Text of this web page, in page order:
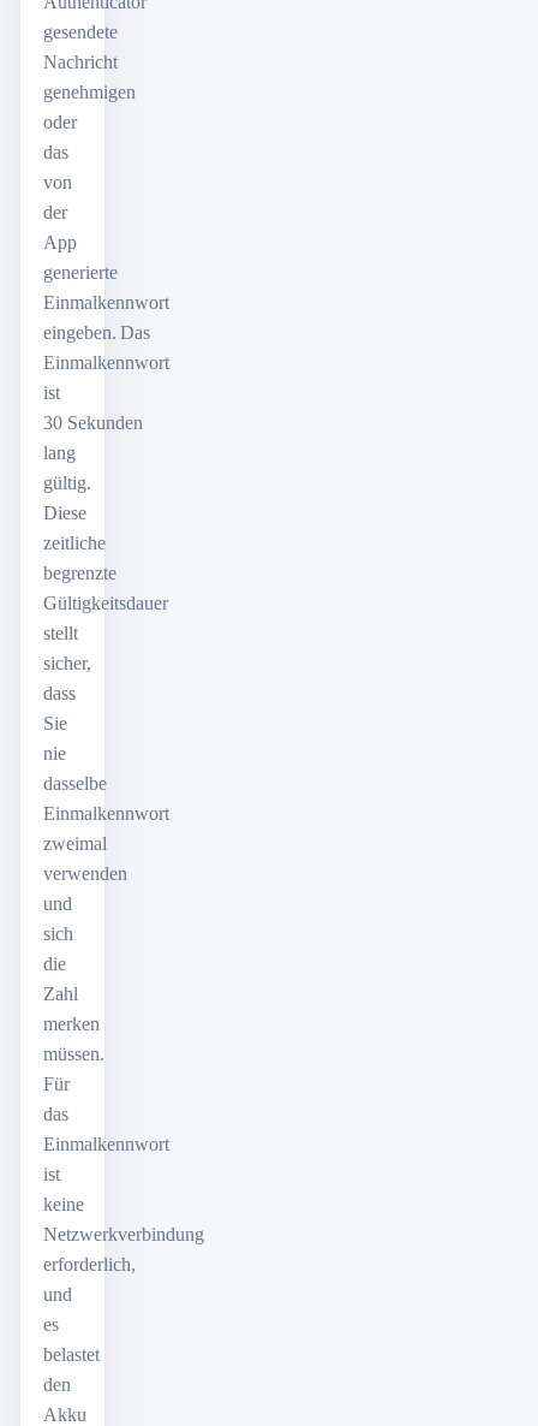
gesendete
Nachricht
genehmigen
oder
das
von
der
App
generierte
Einmalkennwort
eingeben. Das
Einmalkennwort
ist
30 Sekunden
lang
gültig.
Diese
zeitliche
begrenzte
Gültigkeitsdauer
stellt
sicher,
dass
Sie
nie
dasselbe
Einmalkennwort
zweimal
verwenden
und
sich
die
Zahl
merken
müssen.
Für
das
Einmalkennwort
ist
keine
Netzwerkverbindung
erforderlich,
und
es
belastet
den
Akku